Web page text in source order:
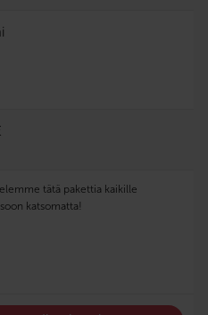
tätä ­pakettia kaikille
katsomatta!